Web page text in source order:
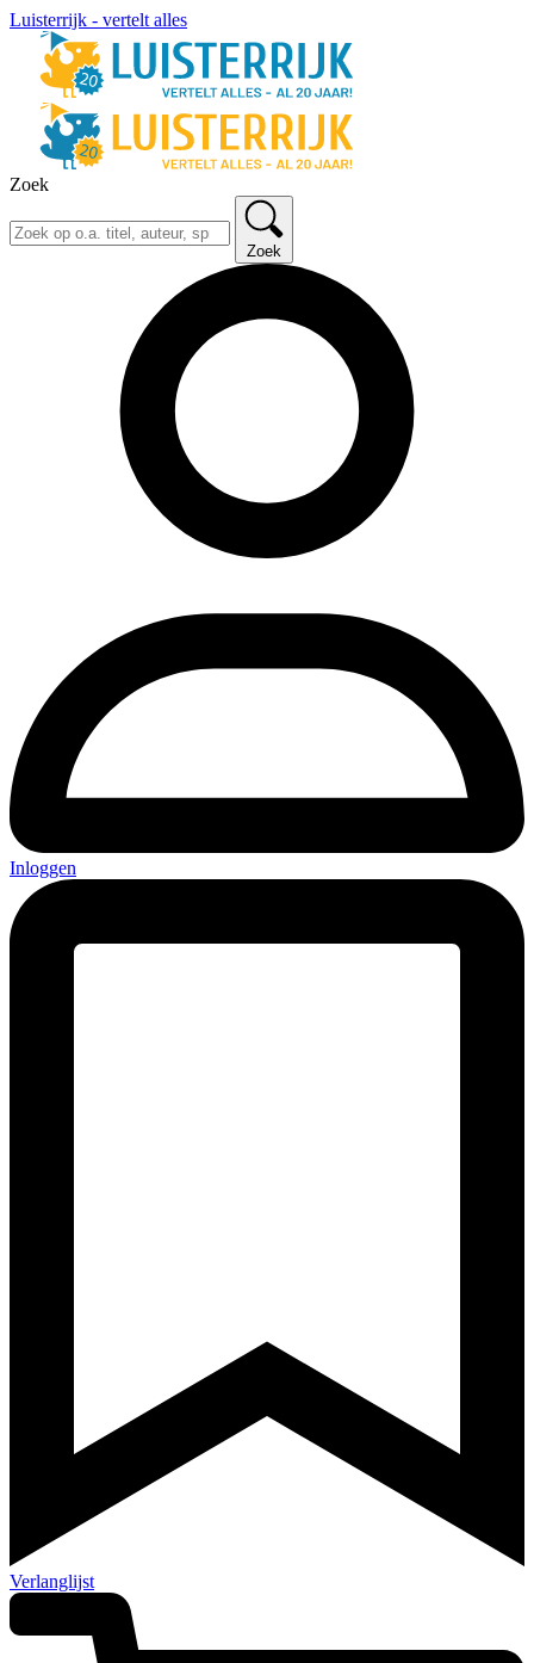
Luisterrijk - vertelt alles
Zoek
Zoek
Inloggen
Verlanglijst